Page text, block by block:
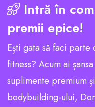
Intră în
premii epice!
Ești gata să faci
fitness? Acum ai
suplimente premium
bodybuilding-ului,